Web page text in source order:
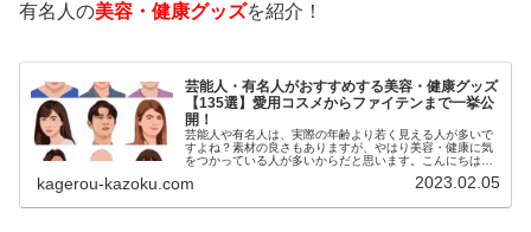
有名人の美容・健康グッズを紹介！
芸能人・有名人がおすすめする美容・健康グッズ
【135選】愛用コスメからファイテンまで一挙公
開！
芸能人や有名人は、実際の年齢より若く見える人が多いで
すよね？素材の良さもありますが、やはり美容・健康に気
をつかっている人が多いからだと思います。こんにちは！
いるのでしょうか？今回は、芸能人…
kagerou-kazoku.com 2023.02.05